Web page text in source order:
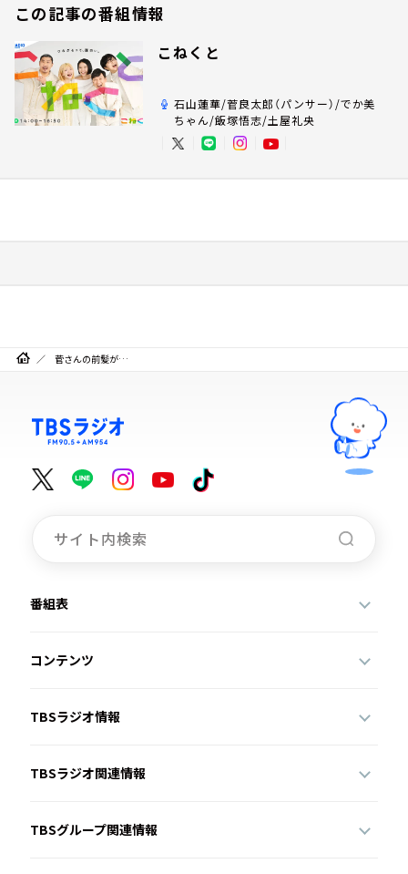
この記事の番組情報
こねくと
石山蓮華/菅良太郎（パンサー）/でか美
ちゃん/飯塚悟志/土屋礼央
菅さんの前髪が…
番組表
コンテンツ
TBSラジオ情報
TBSラジオ関連情報
TBSグループ関連情報